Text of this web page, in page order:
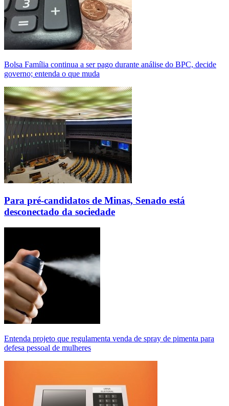
Bolsa Família continua a ser pago durante análise do BPC, decide
governo; entenda o que muda
Para pré-candidatos de Minas, Senado está
desconectado da sociedade
Entenda projeto que regulamenta venda de spray de pimenta para
defesa pessoal de mulheres